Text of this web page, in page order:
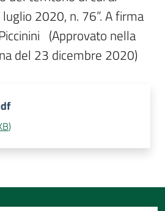
2020, n. 76”. A firma
(Approvato nella
del 23 dicembre 2020)
)